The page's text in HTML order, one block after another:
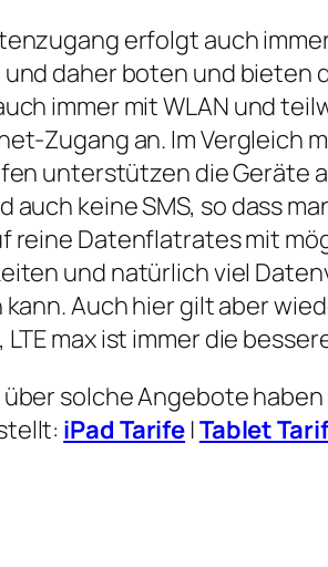
erfolgt auch
und daher boten und bieten
immer mit WLAN und
Zugang an. Im Vergleich
unterstützen die Geräte
auch keine SMS, so dass
reine Datenflatrates mit
und natürlich viel
Auch hier gilt aber
max ist immer die
solche Angebote
iPad Tarife |Tablet